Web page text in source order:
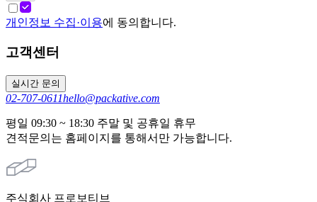
개인정보 수집·이용에 동의합니다.
고객센터
실시간 문의
02-707-0611hello@packative.com
평일 09:30 ~ 18:30 주말 및 공휴일 휴무
견적문의는 홈페이지를 통해서만 가능합니다.
주식회사 프로보티브